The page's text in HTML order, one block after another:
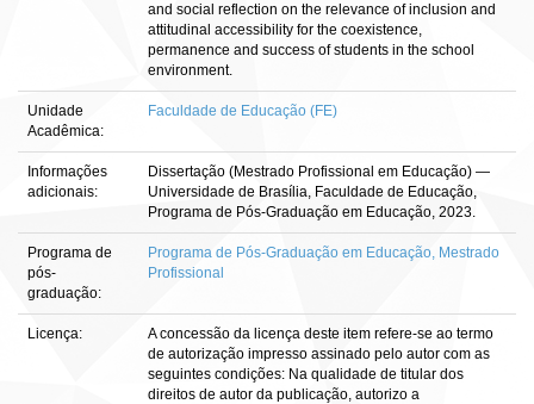
and social reflection on the relevance of inclusion and
attitudinal accessibility for the coexistence,
permanence and success of students in the school
environment.
Unidade
Acadêmica:
Faculdade de Educação (FE)
Informações
adicionais:
Dissertação (Mestrado Profissional em Educação) —
Universidade de Brasília, Faculdade de Educação,
Programa de Pós-Graduação em Educação, 2023.
Programa de
pós-
graduação:
Programa de Pós-Graduação em Educação, Mestrado
Profissional
Licença:
A concessão da licença deste item refere-se ao termo
de autorização impresso assinado pelo autor com as
seguintes condições: Na qualidade de titular dos
direitos de autor da publicação, autorizo a